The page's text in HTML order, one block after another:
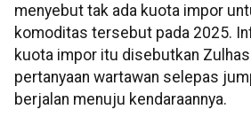
menyebut tak ada kuota impor
komoditas tersebut pada 2025.
kuota impor itu disebutkan
pertanyaan wartawan selepas
berjalan menuju kendaraannya.